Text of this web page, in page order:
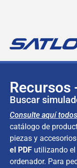
Recursos
Buscar
Consulte aquí
catálogo de
piezas y
el PDF utilizando
ordenador. Para